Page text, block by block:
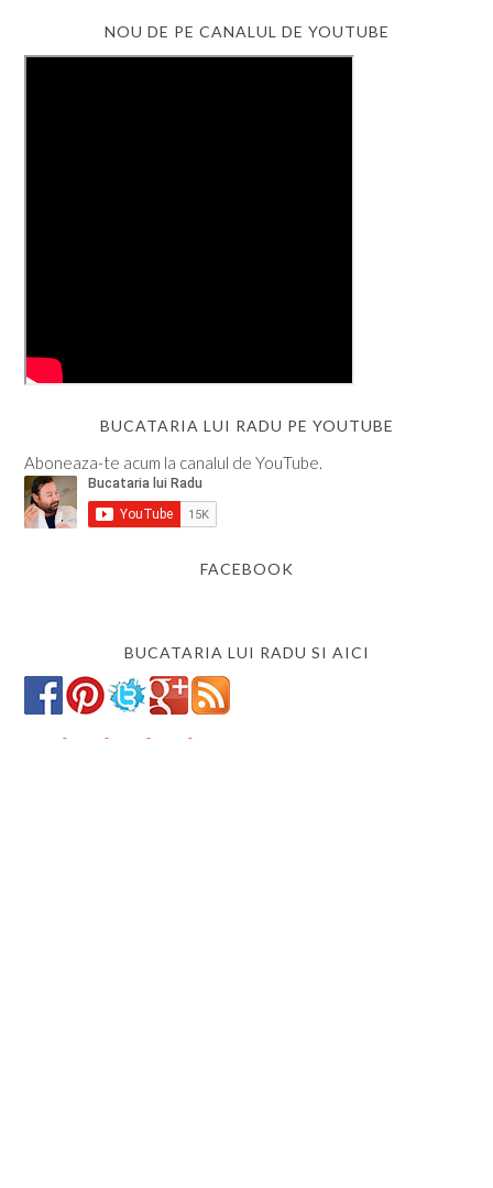
NOU DE PE CANALUL DE YOUTUBE
BUCATARIA LUI RADU PE YOUTUBE
Aboneaza-te acum la canalul de YouTube.
FACEBOOK
BUCATARIA LUI RADU SI AICI